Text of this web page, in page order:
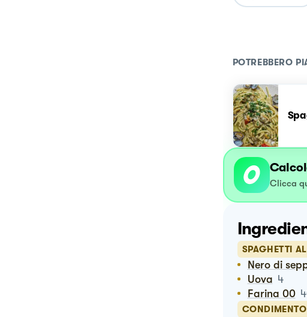
POTREBBERO
Clicca
SPAGHETTI
Nero di
Uova 4
Farina 00
CONDIMENTO